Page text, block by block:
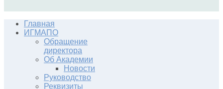
Главная
ИГМАПО
Обращение
директора
Об Академии
Новости
Руководство
Реквизиты